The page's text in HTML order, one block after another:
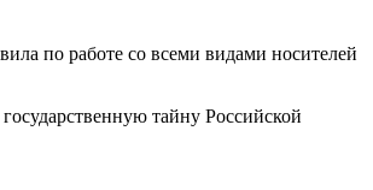
по работе со всеми видами носителей
тайну Российской